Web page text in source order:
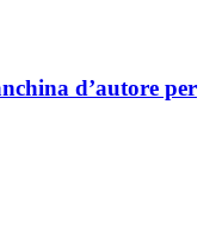
d’autore per